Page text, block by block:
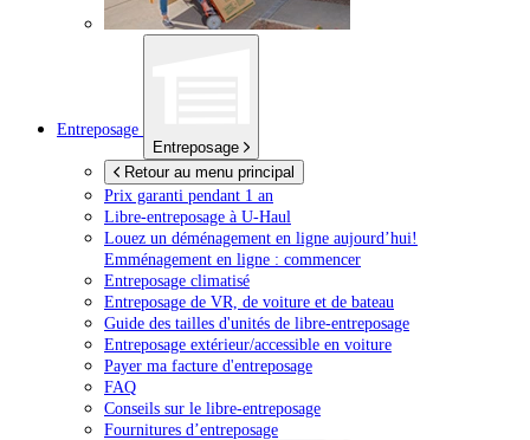
Entreposage
Entreposage
Retour au menu principal
Prix garanti pendant 1 an
Libre-entreposage à U-Haul
Louez un déménagement en ligne aujourd’hui!
Emménagement en ligne : commencer
Entreposage climatisé
Entreposage de VR, de voiture et de bateau
Guide des tailles d'unités de libre-entreposage
Entreposage extérieur/accessible en voiture
Payer ma facture d'entreposage
FAQ
Conseils sur le libre-entreposage
Fournitures d’entreposage